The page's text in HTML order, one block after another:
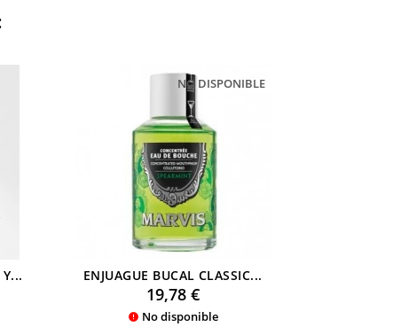
ENJUAGUE BUCAL CLASSIC...
Precio
19,78 €
 No disponible
NO DISPONIBLE